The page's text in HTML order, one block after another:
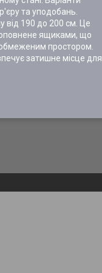
та уподобань.
від 190 до 200 см. Це
ящиками, що
обмеженим простором.
затишне місце для